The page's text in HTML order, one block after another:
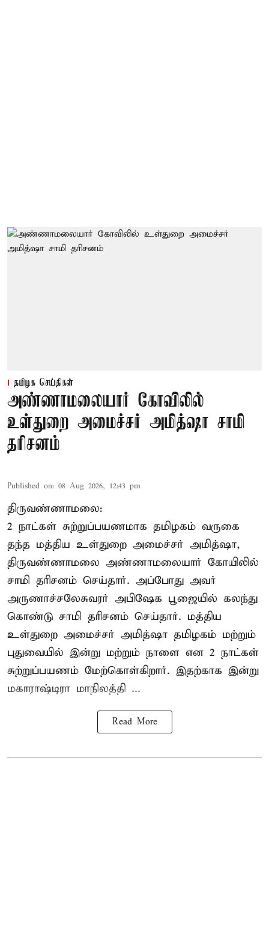
தமிழக செய்திகள்
அண்ணாமலையார் கோவிலில்
உள்துறை அமைச்சர் அமித்ஷா சாமி
தரிசனம்
Published on: 08 Aug 2026, 12:43 pm
திருவண்ணாமலை:
2 நாட்கள் சுற்றுப்பயணமாக தமிழகம் வருகை
தந்த மத்திய உள்துறை அமைச்சர் அமித்ஷா,
திருவண்ணாமலை அண்ணாமலையார் கோயிலில்
சாமி தரிசனம் செய்தார். அப்போது அவர்
அருணாச்சலேசுவரர் அபிஷேக பூஜையில் கலந்து
கொண்டு சாமி தரிசனம் செய்தார். மத்திய
உள்துறை அமைச்சர் அமித்ஷா தமிழகம் மற்றும்
புதுவையில் இன்று மற்றும் நாளை என 2 நாட்கள்
சுற்றுப்பயணம் மேற்கொள்கிறார். இதற்காக இன்று
மகாராஷ்டிரா மாநிலத்தி ...
Read More